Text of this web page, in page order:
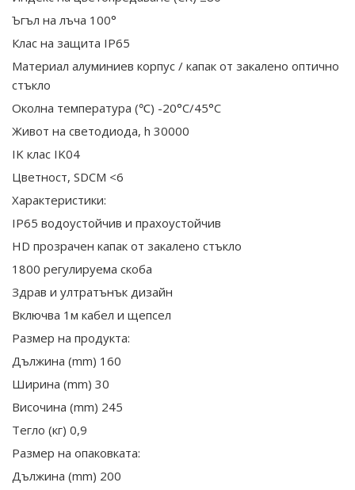
Ъгъл на лъча 100°
Клас на защита IP65
Материал алуминиев корпус / капак от закалено оптично
стъкло
Околна температура (℃) -20°C/45°C
Живот на светодиода, h 30000
IK клас IK04
Цветност, SDCM <6
Характеристики:
IP65 водоустойчив и прахоустойчив
HD прозрачен капак от закалено стъкло
1800 регулируема скоба
Здрав и ултратънък дизайн
Включва 1м кабел и щепсел
Размер на продукта:
Дължина (mm) 160
Ширина (mm) 30
Височина (mm) 245
Тегло (кг) 0,9
Размер на опаковката:
Дължина (mm) 200